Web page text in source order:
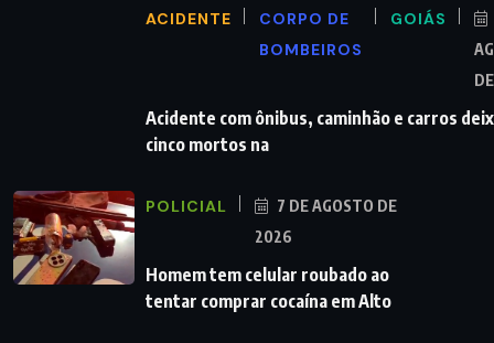
ACIDENTE
CORPO DE
BOMBEIROS
GOIÁS
Acidente com ônibus, caminhão e carros
cinco mortos na
POLICIAL
7 DE AGOSTO DE
2026
Homem tem celular roubado ao
tentar comprar cocaína em Alto